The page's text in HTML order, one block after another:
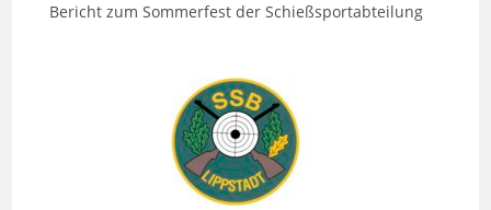
Bericht zum Sommerfest der Schießsportabteilung